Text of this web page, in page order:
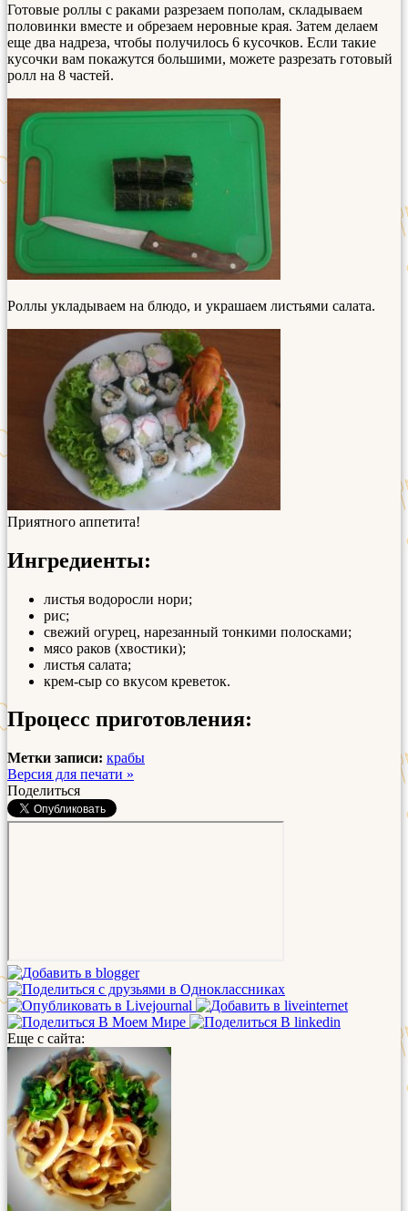
Готовые роллы с раками разрезаем пополам, складываем
половинки вместе и обрезаем неровные края. Затем делаем
еще два надреза, чтобы получилось 6 кусочков. Если такие
кусочки вам покажутся большими, можете разрезать готовый
ролл на 8 частей.
Роллы укладываем на блюдо, и украшаем листьями салата.
Приятного аппетита!
Ингредиенты:
листья водоросли нори;
рис;
свежий огурец, нарезанный тонкими полосками;
мясо раков (хвостики);
листья салата;
крем-сыр со вкусом креветок.
Процесс приготовления:
Метки записи: крабы
Версия для печати »
Поделиться
Еще с сайта: